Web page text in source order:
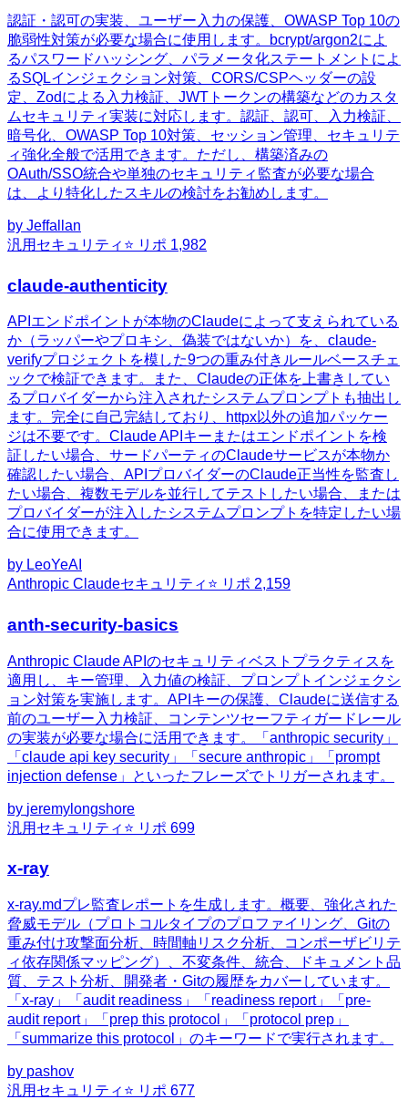
認証・認可の実装、ユーザー入力の保護、OWASP Top 10の
脆弱性対策が必要な場合に使用します。bcrypt/argon2によ
るパスワードハッシング、パラメータ化ステートメントによ
るSQLインジェクション対策、CORS/CSPヘッダーの設
定、Zodによる入力検証、JWTトークンの構築などのカスタ
ムセキュリティ実装に対応します。認証、認可、入力検証、
暗号化、OWASP Top 10対策、セッション管理、セキュリテ
ィ強化全般で活用できます。ただし、構築済みの
OAuth/SSO統合や単独のセキュリティ監査が必要な場合
は、より特化したスキルの検討をお勧めします。
by Jeffallan
汎用 セキュリティ ⭐ リポ 1,982
claude-authenticity
APIエンドポイントが本物のClaudeによって支えられている
か（ラッパーやプロキシ、偽装ではないか）を、claude-
verifyプロジェクトを模した9つの重み付きルールベースチェ
ックで検証できます。また、Claudeの正体を上書きしてい
るプロバイダーから注入されたシステムプロンプトも抽出し
ます。完全に自己完結しており、httpx以外の追加パッケー
ジは不要です。Claude APIキーまたはエンドポイントを検
証したい場合、サードパーティのClaudeサービスが本物か
確認したい場合、APIプロバイダーのClaude正当性を監査し
たい場合、複数モデルを並行してテストしたい場合、または
プロバイダーが注入したシステムプロンプトを特定したい場
合に使用できます。
by LeoYeAI
Anthropic Claudeセキュリティ ⭐ リポ 2,159
anth-security-basics
Anthropic Claude APIのセキュリティベストプラクティスを
適用し、キー管理、入力値の検証、プロンプトインジェクシ
ョン対策を実施します。APIキーの保護、Claudeに送信する
前のユーザー入力検証、コンテンツセーフティガードレール
の実装が必要な場合に活用できます。「anthropic security」
「claude api key security」「secure anthropic」「prompt
injection defense」といったフレーズでトリガーされます。
by jeremylongshore
汎用 セキュリティ ⭐ リポ 699
x-ray
x-ray.mdプレ監査レポートを生成します。概要、強化された
脅威モデル（プロトコルタイプのプロファイリング、Gitの
重み付け攻撃面分析、時間軸リスク分析、コンポーザビリテ
ィ依存関係マッピング）、不変条件、統合、ドキュメント品
質、テスト分析、開発者・Gitの履歴をカバーしています。
「x-ray」「audit readiness」「readiness report」「pre-
audit report」「prep this protocol」「protocol prep」
「summarize this protocol」のキーワードで実行されます。
by pashov
汎用 セキュリティ ⭐ リポ 677